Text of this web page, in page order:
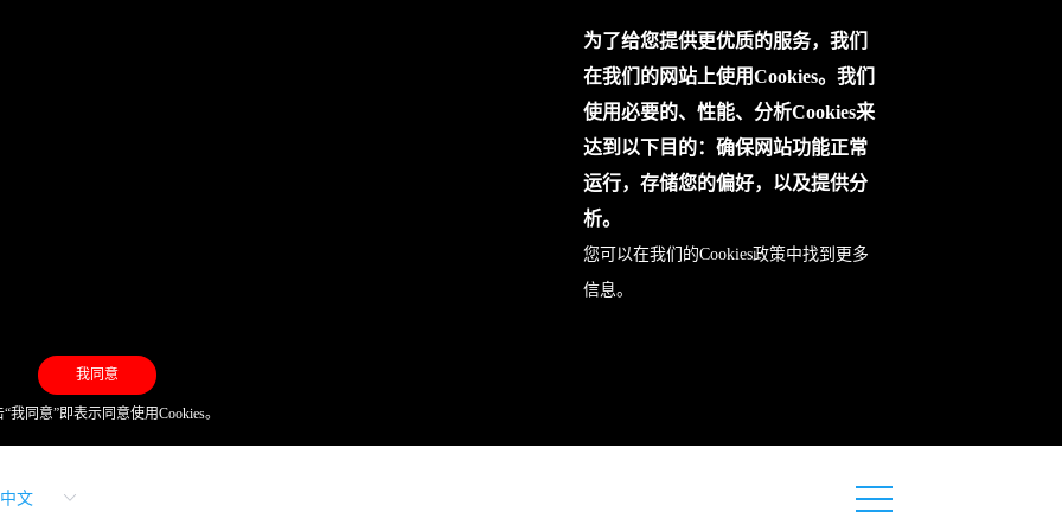
为了给您提供更优质的服务，我们
在我们的网站上使用Cookies。我们
使用必要的、性能、分析Cookies来
达到以下目的：确保网站功能正常
运行，存储您的偏好，以及提供分
析。
您可以在我们的Cookies政策中找到更多
信息。
我同意
我同意”即表示同意使用Cookies。